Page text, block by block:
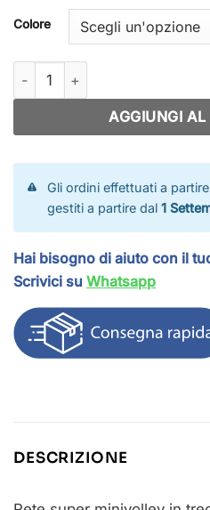
Colore
Rete super minivolley quantità
AGGIUNGI
Gli ordini effettuati a
gestiti a partire dal1
Hai bisogno di aiuto con il
Scrivici su Whatsapp
DESCRIZIONE